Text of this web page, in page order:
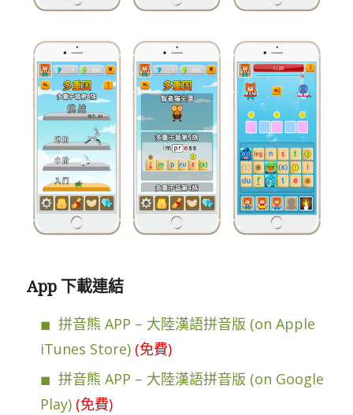
App 下載連結
拼音熊 APP – 大陸漢語拼音版 (on Apple
iTunes Store) (免費)
拼音熊 APP – 大陸漢語拼音版 (on Google
Play) (免費)